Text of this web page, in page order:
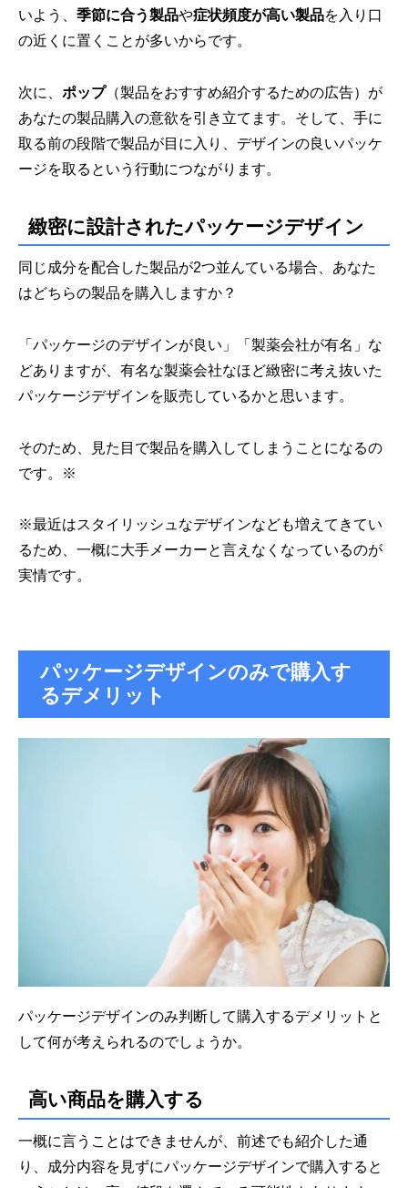
いよう、 季節に合う製品や症状頻度が高い製品を入り口
の近くに置くことが多いからです。
次に、 ポップ（製品をおすすめ紹介するための広告）が
あなたの製品購入の意欲を引き立てます。そして、手に
取る前の段階で製品が目に入り、デザインの良いパッケ
ージを取るという行動につながります。
緻密に設計されたパッケージデザイン
同じ成分を配合した製品が2つ並んている場合、あなた
はどちらの製品を購入しますか？
「パッケージのデザインが良い」「製薬会社が有名」な
どありますが、有名な製薬会社なほど緻密に考え抜いた
パッケージデザインを販売しているかと思います。
そのため、見た目で製品を購入してしまうことになるの
です。※
※最近はスタイリッシュなデザインなども増えてきてい
るため、一概に大手メーカーと言えなくなっているのが
実情です。
パッケージデザインのみで購入す
るデメリット
パッケージデザインのみ判断して購入するデメリットと
して何が考えられるのでしょうか。
高い商品を購入する
一概に言うことはできませんが、前述でも紹介した通
り、成分内容を見ずにパッケージデザインで購入すると